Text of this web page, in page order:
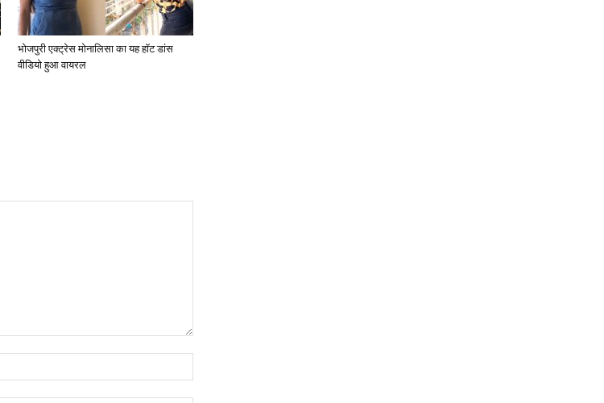
भोजपुरी एक्ट्रेस मोनालिसा का यह हॉट डांस
वीडियो हुआ वायरल